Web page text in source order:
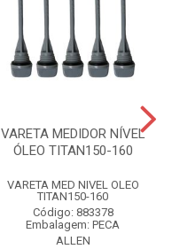
VARETA MEDIDOR NÍVEL
ÓLEO TITAN150-160
VARETA MED NIVEL OLEO
TITAN150-160
Código: 883378
Embalagem: PECA
ALLEN